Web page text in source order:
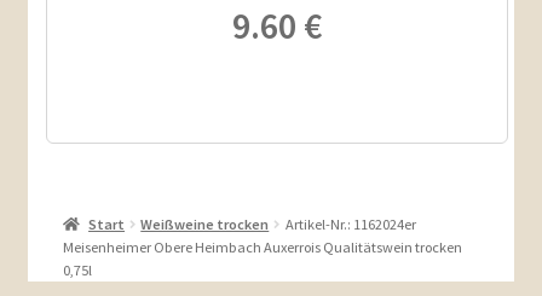
9.60 €
Start Weißweine trocken
Artikel-Nr.: 1162024er
Meisenheimer Obere Heimbach Auxerrois Qualitätswein trocken
0,75l